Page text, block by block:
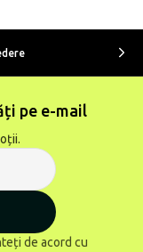
pe e-mail
de acord cu